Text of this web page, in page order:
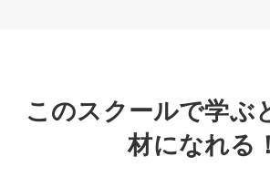
このスクールで学ぶ
材になれる！